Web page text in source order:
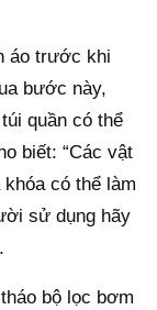
áo trước khi
bước này,
quần có thể
biết: “Các vật
có thể làm
sử dụng hãy
bộ lọc bơm